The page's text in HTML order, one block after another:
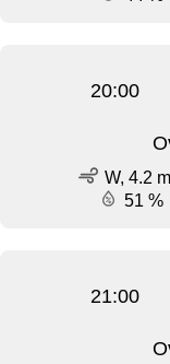
20:00
W, 4.2
51 %
21:00